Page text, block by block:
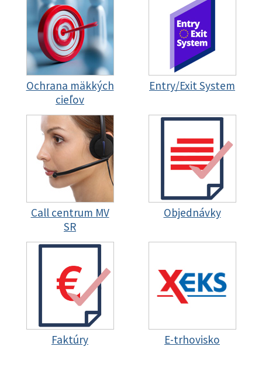
Ochrana mäkkých
cieľov
Entry/Exit System
Call centrum MV
SR
Objednávky
Faktúry E-trhovisko